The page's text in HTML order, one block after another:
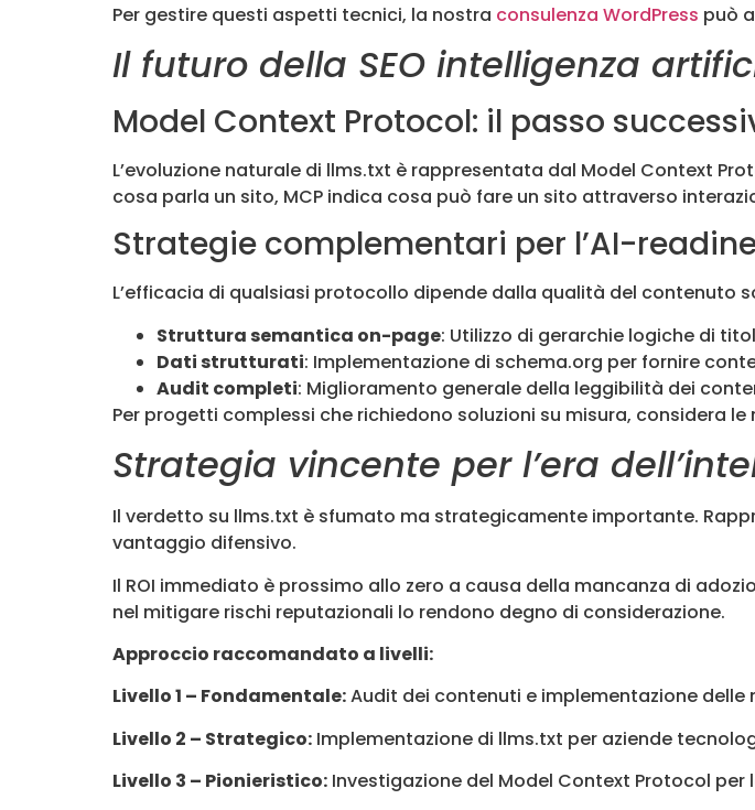
Per gestire questi aspetti tecnici, la nostra consulenza WordPress può
Il futuro della SEO intelligenza
Model Context Protocol: il passo
L’evoluzione naturale di llms.txt è rappresentata dal Model Context
cosa parla un sito, MCP indica cosa può fare un sito attraverso
Strategie complementari per l’AI-
L’efficacia di qualsiasi protocollo dipende dalla qualità del contenuto
Struttura semantica on-page: Utilizzo di gerarchie logiche di
Dati strutturati: Implementazione di schema.org per fornire
Audit completi: Miglioramento generale della leggibilità dei
Per progetti complessi che richiedono soluzioni su misura, considera
Strategia vincente per l’era
Il verdetto su llms.txt è sfumato ma strategicamente importante.
vantaggio difensivo.
Il ROI immediato è prossimo allo zero a causa della mancanza di
nel mitigare rischi reputazionali lo rendono degno di considerazione.
Approccio raccomandato a livelli:
Livello 1 – Fondamentale:Audit dei contenuti e implementazione
Livello 2 – Strategico: Implementazione di llms.txt per aziende
Livello 3 – Pionieristico: Investigazione del Model Context Protocol